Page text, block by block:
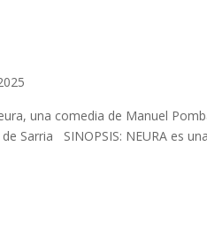
una comedia de Manuel
Sarria SINOPSIS: NEURA es